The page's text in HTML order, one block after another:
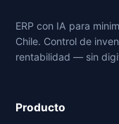
ERP con IA para
Chile. Control de
rentabilidad — sin
Producto